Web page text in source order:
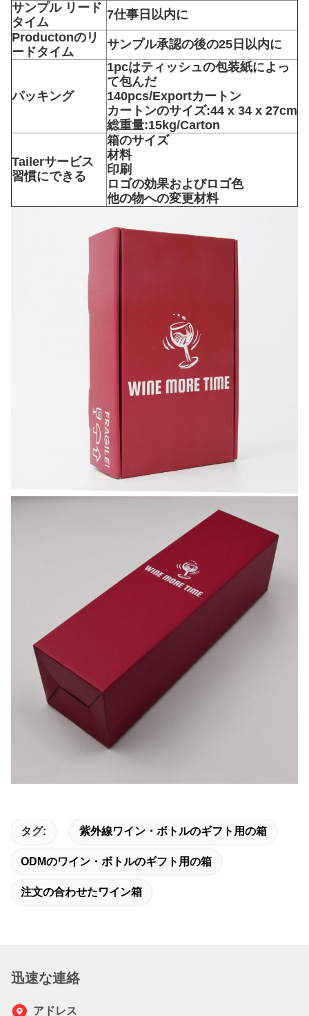
サンプル リード
タイム
7仕事日以内に
Productonのリ
ードタイム
サンプル承認の後の25日以内に
パッキング
1pcはティッシュの包装紙によっ
て包んだ
140pcs/Exportカートン
カートンのサイズ:44 x 34 x 27cm
総重量:15kg/Carton
Tailerサービス
習慣にできる
箱のサイズ
材料
印刷
ロゴの効果およびロゴ色
他の物への変更材料
タグ: 紫外線ワイン・ボトルのギフト用の箱
ODMのワイン・ボトルのギフト用の箱
注文の合わせたワイン箱
迅速な連絡
アドレス